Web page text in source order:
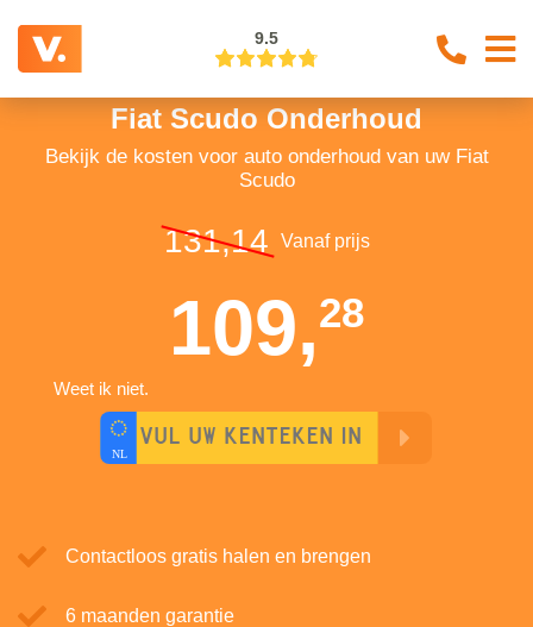
9.5
Fiat Scudo Onderhoud
Bekijk de kosten voor auto onderhoud van uw Fiat
Scudo
131,14 Vanaf prijs
109,28
Weet ik niet.
Contactloos gratis halen en brengen
6 maanden garantie